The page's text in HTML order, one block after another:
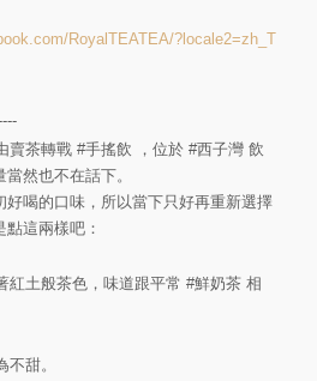
RoyalTEATEA/?locale2=zh_T
賣茶轉戰 #手搖飲 ，位於 #西子灣飲
然也不在話下。
喝的口味，所以當下只好再重新選擇
這兩樣吧：
紅土般茶色，味道跟平常 #鮮奶茶相
甜。